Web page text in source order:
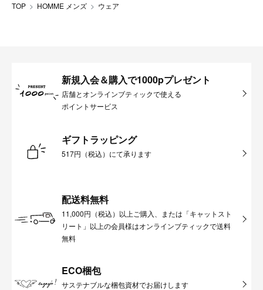
TOP HOMME メンズ ウェア
新規入会＆購入で1000pプレゼント
店舗とオンラインブティックで使える
ポイントサービス
ギフトラッピング
517円（税込）にて承ります
配送料無料
11,000円（税込）以上ご購入、または「キャットスト
リート」以上の会員様はオンラインブティックで送料
無料
ECO梱包
サステナブルな梱包資材でお届けします